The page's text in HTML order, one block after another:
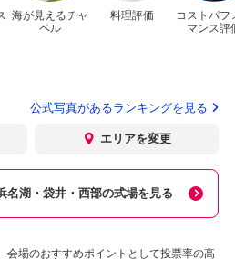
海が見えるチャ
ペル
料理評価
コストパフ
マンス評
公式写真があるランキングを見る
エリアを変更
名湖・袋井・西部の式場を見る
会場のおすすめポイントとして投票率の高